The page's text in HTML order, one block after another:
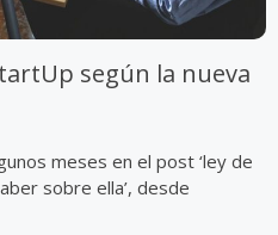
según la nueva
meses en el post ‘ley de
sobre ella’, desde